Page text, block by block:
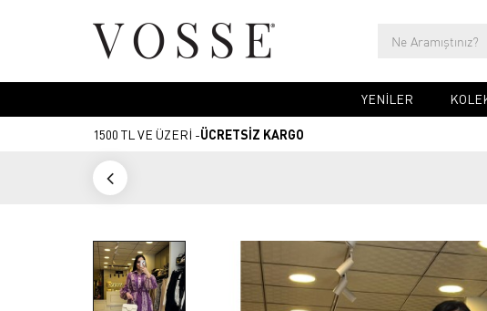
YENİLER
1500 TL VE ÜZERİ -ÜCRETSİZ KARGO